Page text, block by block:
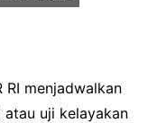
RI menjadwalkan
uji kelayakan